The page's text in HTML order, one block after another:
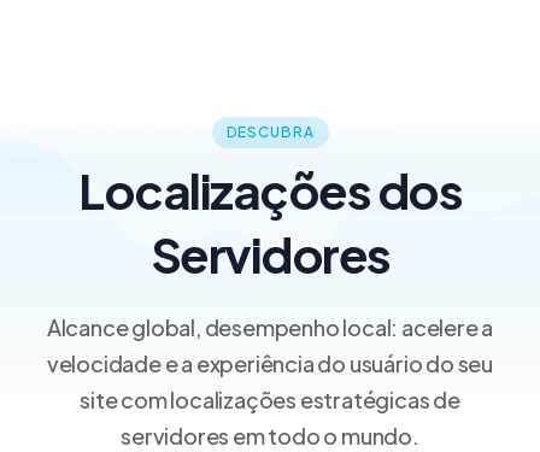
DESCUBRA
Localizações dos
Servidores
Alcance global, desempenho local: acelere a
velocidade e a experiência do usuário do seu
site com localizações estratégicas de
servidores em todo o mundo.